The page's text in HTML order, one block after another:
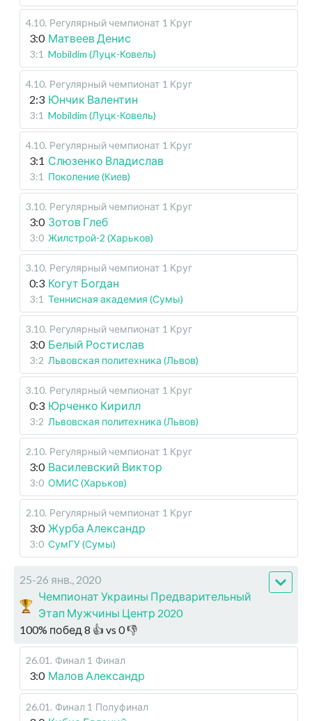
4.10. Регулярный чемпионат 1 Круг
3:0 Матвеев Денис
3:1 Mobildim (Луцк-Ковель)
4.10. Регулярный чемпионат 1 Круг
2:3 Юнчик Валентин
3:1 Mobildim (Луцк-Ковель)
4.10. Регулярный чемпионат 1 Круг
3:1 Слюзенко Владислав
3:1 Поколение (Киев)
3.10. Регулярный чемпионат 1 Круг
3:0 Зотов Глеб
3:0 Жилстрой-2 (Харьков)
3.10. Регулярный чемпионат 1 Круг
0:3 Когут Богдан
3:1 Теннисная академия (Сумы)
3.10. Регулярный чемпионат 1 Круг
3:0 Белый Ростислав
3:2 Львовская политехника (Львов)
3.10. Регулярный чемпионат 1 Круг
0:3 Юрченко Кирилл
3:2 Львовская политехника (Львов)
2.10. Регулярный чемпионат 1 Круг
3:0 Василевский Виктор
3:0 ОМИС (Харьков)
2.10. Регулярный чемпионат 1 Круг
3:0 Журба Александр
3:0 СумГУ (Сумы)
25-26 янв., 2020
Чемпионат Украины Предварительный
Этап Мужчины Центр 2020
100% побед 8 👍 vs 0👎
26.01 . Финал 1 Финал
3:0 Малов Александр
26.01 . Финал 1 Полуфинал